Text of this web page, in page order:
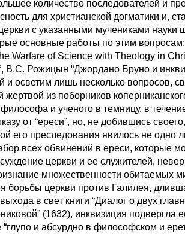
количество последователей и
для христианской догматики и,
с указанными мучениками науки
основные работы по этим вопросам:
Warfare of Science with Theology in
В.С. Рожицын “Джордано Бруно и
и осветим лишь несколько вопросов,
жертвой из поборников
и ученого в темницу, в
от “ереси”, но, не добившись
его преследования явилось не одно
всех обвинений в ереси, которые
церкви и ее служителей,
множественности обитаемых
борьбы церкви против Галилея,
в свет книги “Диалог о двух
(1632), инквизиция подвергла
“глупо и абсурдно в философском и